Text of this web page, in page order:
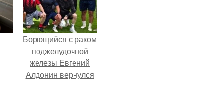
Борющийся с раком
поджелудочной
железы Евгений
Алдонин вернулся